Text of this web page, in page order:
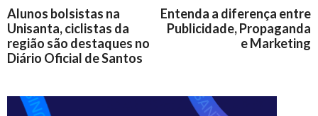
Alunos bolsistas na
Unisanta, ciclistas da
região são destaques no
Diário Oficial de Santos
Entenda a diferença entre
Publicidade, Propaganda
e Marketing